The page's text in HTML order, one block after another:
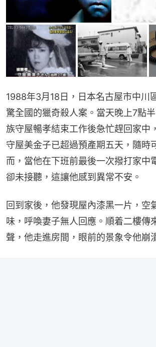
1988年3月18日，日本名古屋市中川
驚全國的獵奇殺人案。當天晚上7點
族守屋暢孝結束工作後急忙趕回家中
守屋美金子已超過預產期五天，隨時
而，當他在下班前最後一次撥打家中
卻未接聽，這讓他感到異常不安。
回到家後，他發現屋內漆黑一片，空
味，呼喚妻子無人回應。順着二樓傳
聲，他走進房間，眼前的景象令他崩